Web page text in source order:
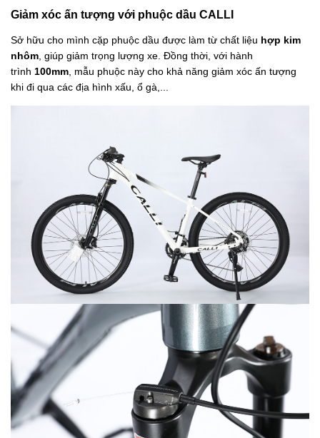
Giảm xóc ấn tượng với phuộc dầu CALLI
Sở hữu cho mình cặp phuộc dầu được làm từ chất liệu hợp kim
nhôm , giúp giảm trọng lượng xe. Đồng thời, với hành
trình 100mm , mẫu phuộc này cho khả năng giảm xóc ấn tượng
khi đi qua các địa hình xấu, ổ gà,...